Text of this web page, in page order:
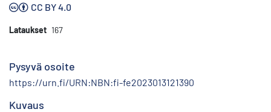
CC BY 4.0
Lataukset 167
Pysyvä osoite
https://urn.fi/URN:NBN:fi-fe2023013121390
Kuvaus